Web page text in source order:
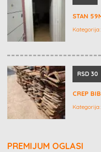
STAN
Kategorija:
RSD 30
CREP
Kategorija:
PREMIJUM OGLASI